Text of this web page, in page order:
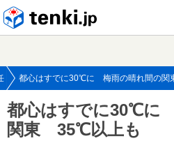
都心はすでに30℃に 梅雨の晴れ間の
都心はすでに30℃に
関東 35℃以上も